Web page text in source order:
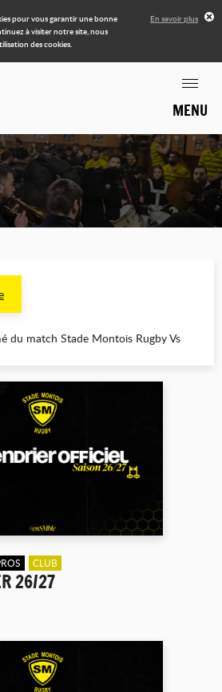
pour vous garantir une bonne
à visiter notre site, nous
des cookies.
En savoir plus
MENU
du match Stade Montois Rugby Vs
CLUB
26/27